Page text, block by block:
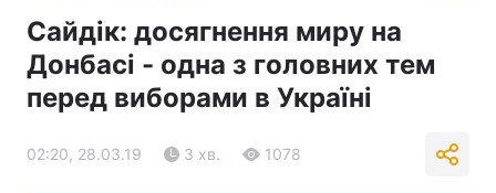
Сайдік: досягнення миру на
Донбасі - одна з головних тем
перед виборами в Україні
02:20, 28.03.19 3 хв. 1078